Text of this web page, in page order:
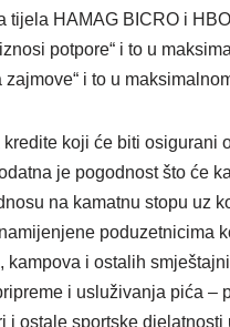
tijela HAMAG BICRO i
potpore“ i to u
zajmove“ i to u
koji će biti osigurani
je pogodnost što će
na kamatnu stopu uz
poduzetnicima
kampova i ostalih
i usluživanja pića –
i ostale sportske